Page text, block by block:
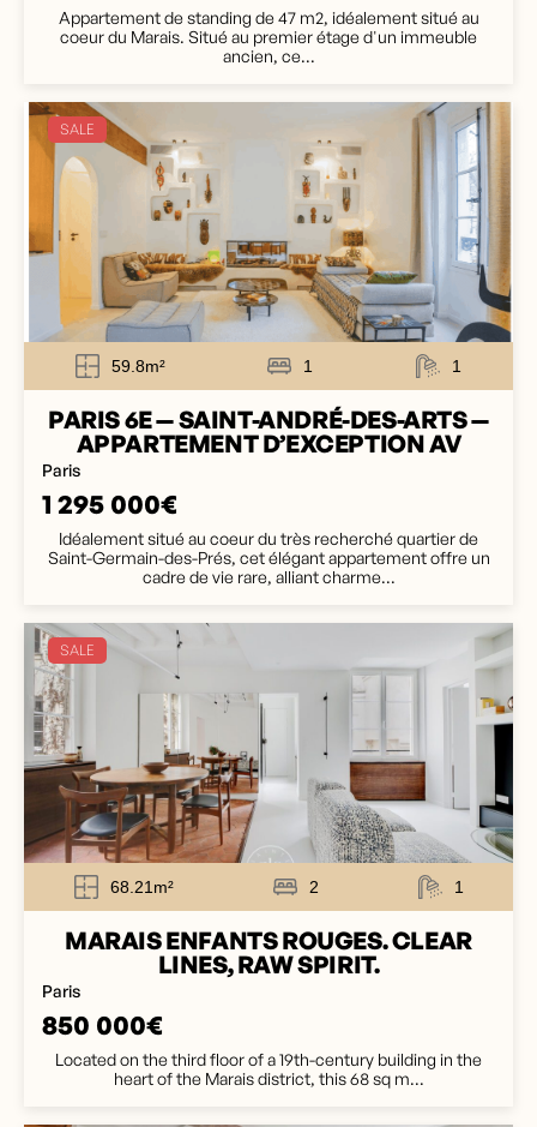
Appartement de standing de 47 m2, idéalement situé au
coeur du Marais. Situé au premier étage d'un immeuble
ancien, ce...
SALE
59.8m² 1 1
PARIS 6E — SAINT-ANDRÉ-DES-ARTS —
APPARTEMENT D’EXCEPTION AV
Paris
1 295 000€
Idéalement situé au coeur du très recherché quartier de
Saint-Germain-des-Prés, cet élégant appartement offre un
cadre de vie rare, alliant charme...
SALE
68.21m² 2 1
MARAIS ENFANTS ROUGES. CLEAR
LINES, RAW SPIRIT.
Paris
850 000€
Located on the third floor of a 19th-century building in the
heart of the Marais district, this 68 sq m...